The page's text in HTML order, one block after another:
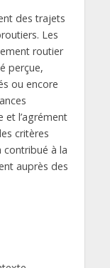
des trajets
Les
routier
perçue,
ou encore
et l’agrément
critères
à la
auprès des